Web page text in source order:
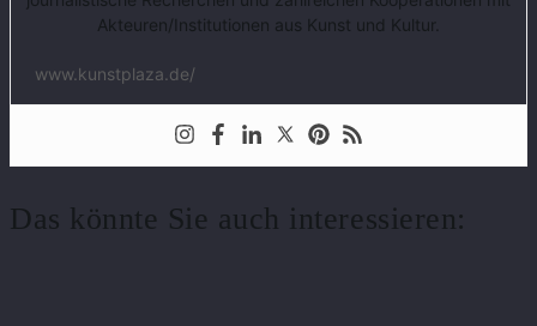
Akteuren/Institutionen aus Kunst und Kultur.
www.kunstplaza.de/
Das könnte Sie auch interessieren: